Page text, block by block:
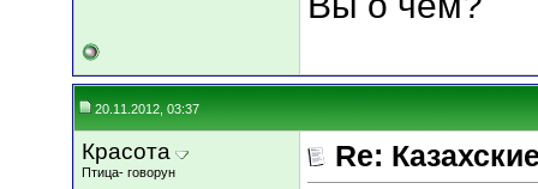
20.11.2012, 03:37
Красота
Птица- говорун Re: